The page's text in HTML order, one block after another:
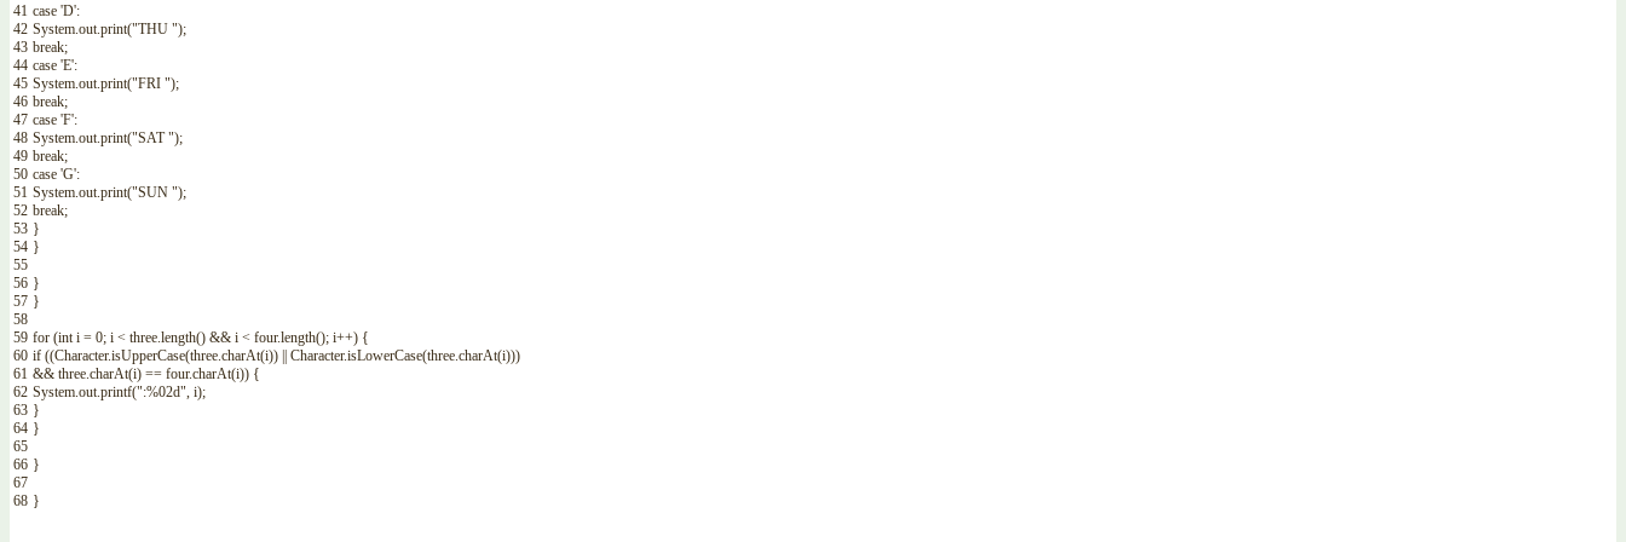
41
42
43
44
45
46
47
48
49
50
51
52
53
54
55
56
57
58
59
60
61
62
63
64
65
66
67
68
case 'D':
System.out.print("THU ");
break;
case 'E':
System.out.print("FRI ");
break;
case 'F':
System.out.print("SAT ");
break;
case 'G':
System.out.print("SUN ");
break;
}
}
}
}
for (int i = 0; i < three.length() && i < four.length(); i++) {
if ((Character.isUpperCase(three.charAt(i)) Character.isLowerCase(three.charAt(i)))
&& three.charAt(i) == four.charAt(i)) {
System.out.printf(":%02d", i);
}
}
}
}